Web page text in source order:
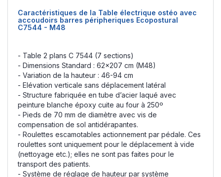
Caractéristiques de la Table électrique ostéo avec
accoudoirs barres péripheriques Ecopostural
C7544 - M48
- Table 2 plans C 7544 (7 sections)
- Dimensions Standard : 62x207 cm (M48)
- Variation de la hauteur : 46-94 cm
- Elévation verticale sans déplacement latéral
- Structure fabriquée en tube d’acier laqué avec
peinture blanche époxy cuite au four à 250º
- Pieds de 70 mm de diamètre avec vis de
compensation de sol antidérapantes.
- Roulettes escamotables actionnement par pédale. Ces
roulettes sont uniquement pour le déplacement à vide
(nettoyage etc.); elles ne sont pas faites pour le
transport des patients.
- Système de réglage de hauteur par système